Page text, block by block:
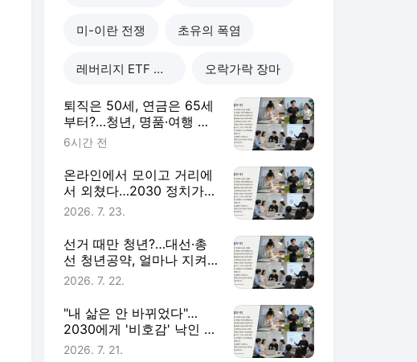
미-이란 전쟁 초유의 폭염
레버리지 ETF 후폭풍 오락가락 장마
퇴직은 50세, 연금은 65세
부터?…청년, 명품·여행 대
신 노후준비 [Now 2.30]
6시간 전
온라인에서 모이고 거리에
서 외쳤다…2030 정치가
달라졌다 [Now 2.30]
2026. 7. 23.
선거 때만 청년?…대선·총
선 청년공약, 얼마나 지켜
졌나 [Now 2.30]
2026. 7. 22.
"내 삶은 안 바뀌었다"…
2030에게 '비호감' 낙인 찍
힌 정치권 [Now 2.30]
2026. 7. 21.